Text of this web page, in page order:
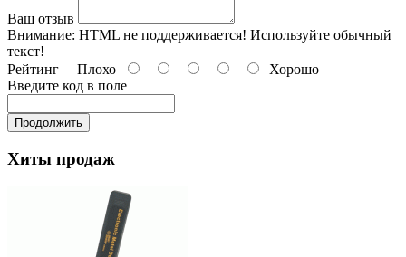
Ваш отзыв
Внимание: HTML не поддерживается! Используйте обычный
текст!
Рейтинг Плохо
Хорошо
Введите код в поле
Продолжить
Хиты продаж